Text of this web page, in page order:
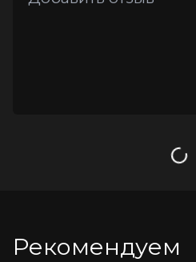
Регулируйте количество
Рекомендуем